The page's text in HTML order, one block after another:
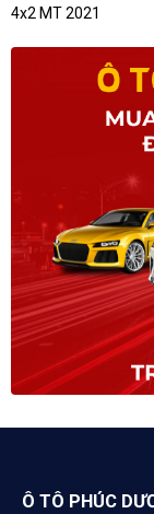
Ô TÔ PHÚC